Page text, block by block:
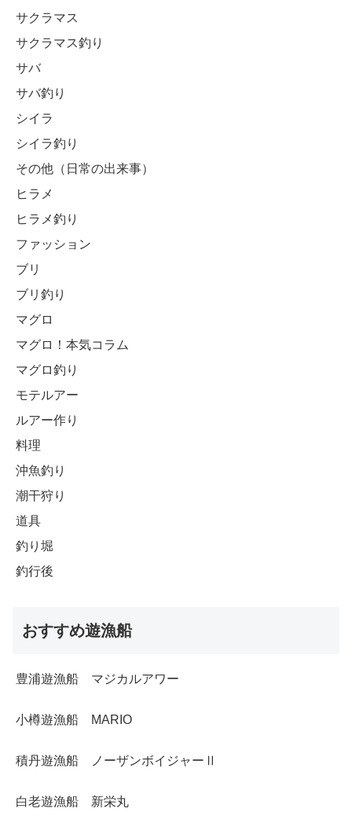
サクラマス
サクラマス釣り
サバ
サバ釣り
シイラ
シイラ釣り
その他（日常の出来事）
ヒラメ
ヒラメ釣り
ファッション
ブリ
ブリ釣り
マグロ
マグロ！本気コラム
マグロ釣り
モテルアー
ルアー作り
料理
沖魚釣り
潮干狩り
道具
釣り堀
釣行後
おすすめ遊漁船
豊浦遊漁船 マジカルアワー
小樽遊漁船 MARIO
積丹遊漁船 ノーザンボイジャーⅡ
白老遊漁船 新栄丸